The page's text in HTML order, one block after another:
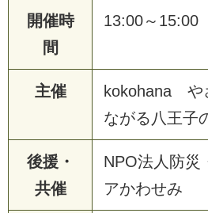
開催時
間
13:00～15:00
主催
kokohana や
ながる八王子
後援・
共催
NPO法人防災
アかわせみ